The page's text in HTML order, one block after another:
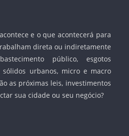
e o que acontecerá para
direta ou indiretamente
público, esgotos
sólidos urbanos, micro e macro
as próximas leis, investimentos
sua cidade ou seu negócio?